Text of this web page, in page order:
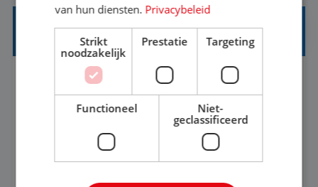
klanten te overtuigen om die droomreis te
boeken! ...
REISADVISEUR ALLROUND
Aalsmeer, Noord-Holland, Nederland
33-36 uur
MBO
Een vakantie plannen is het leukste dat er is. Of
het nu voor jezelf is, of voor een ander: jij vindt
van hun diensten. Privacybeleid
Strikt
noodzakelijk
Prestatie Targeting
Functioneel
Niet-
geclassificeerd